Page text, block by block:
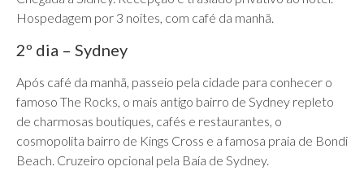
Hospedagem por 3 noites, com café da manhã.
2º dia – Sydney
Após café da manhã, passeio pela cidade para conhecer o
famoso The Rocks, o mais antigo bairro de Sydney repleto
de charmosas boutiques, cafés e restaurantes, o
cosmopolita bairro de Kings Cross e a famosa praia de Bondi
Beach. Cruzeiro opcional pela Baía de Sydney.